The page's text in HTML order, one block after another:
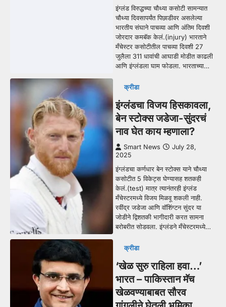
इंग्लंड विरुद्धच्या चौथ्या कसोटी सामन्यात
चौथ्या दिवसापर्यंत पिछाडीवर असलेल्या
भारतीय संघाने पाचव्या आणि अंतिम दिवशी
जोरदार कमबॅक केलं.(injury) भारताने
मँचेस्टर कसोटीतील पाचव्या दिवशी 27
जुलैला 311 धावांची आघाडी मोडीत काढली
आणि इंग्लंडला घाम फोडला. भारताच्या…
क्रीडा
इंग्लंडचा विजय हिसकावला,
बेन स्टोक्स जडेजा-सुंदरचं
नाव घेत काय म्हणाला?
Smart News
July 28,
2025
इंग्लंडचा कर्णधार बेन स्टोक्स याने चौथ्या
कसोटीत 5 विकेट्स घेण्यासह शतकही
केलं.(test) मात्र त्यानंतरही इंग्लंड
मँचेस्टरमध्ये विजय मिळवू शकली नाही.
रवींद्र जडेजा आणि वॉशिंग्टन सुंदर या
जोडीने द्विशतकी भागीदारी करत सामना
बरोबरीत सोडवला. इंग्लंडने मँचेस्टरमध्ये…
क्रीडा
‘खेळ सुरु राहिला हवा…’
भारत – पाकिस्तान मॅच
खेळवण्याबाबत सौरव